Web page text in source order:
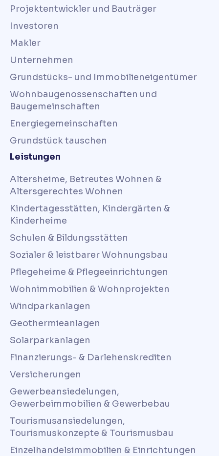
Projektentwickler und Bauträger
Investoren
Makler
Unternehmen
Grundstücks- und Immobilieneigentümer
Wohnbaugenossenschaften und
Baugemeinschaften
Energiegemeinschaften
Grundstück tauschen
Leistungen
Altersheime, Betreutes Wohnen &
Altersgerechtes Wohnen
Kindertagesstätten, Kindergärten &
Kinderheime
Schulen & Bildungsstätten
Sozialer & leistbarer Wohnungsbau
Pflegeheime & Pflegeeinrichtungen
Wohnimmobilien & Wohnprojekten
Windparkanlagen
Geothermieanlagen
Solarparkanlagen
Finanzierungs- & Darlehenskrediten
Versicherungen
Gewerbeansiedelungen,
Gewerbeimmobilien & Gewerbebau
Tourismusansiedelungen,
Tourismuskonzepte & Tourismusbau
Einzelhandelsimmobilien & Einrichtungen